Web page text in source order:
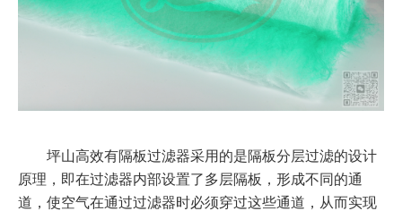
坪山高效有隔板过滤器采用的是隔板分层过滤的设计
原理，即在过滤器内部设置了多层隔板，形成不同的通
道，使空气在通过过滤器时必须穿过这些通道，从而实现